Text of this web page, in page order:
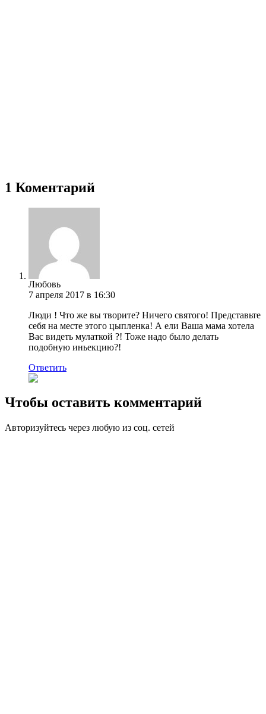
1 Коментарий
Любовь
7 апреля 2017 в 16:30
Люди ! Что же вы творите? Ничего святого! Представьте
себя на месте этого цыпленка! А ели Ваша мама хотела
Вас видеть мулаткой ?! Тоже надо было делать
подобную иньекцию?!
Ответить
Чтобы оставить комментарий
Авторизуйтесь через любую из соц. сетей